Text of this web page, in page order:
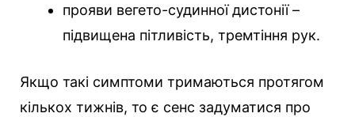
прояви вегето-судинної дистонії –
підвищена пітливість, тремтіння рук.
Якщо такі симптоми тримаються протягом
кількох тижнів, то є сенс задуматися про